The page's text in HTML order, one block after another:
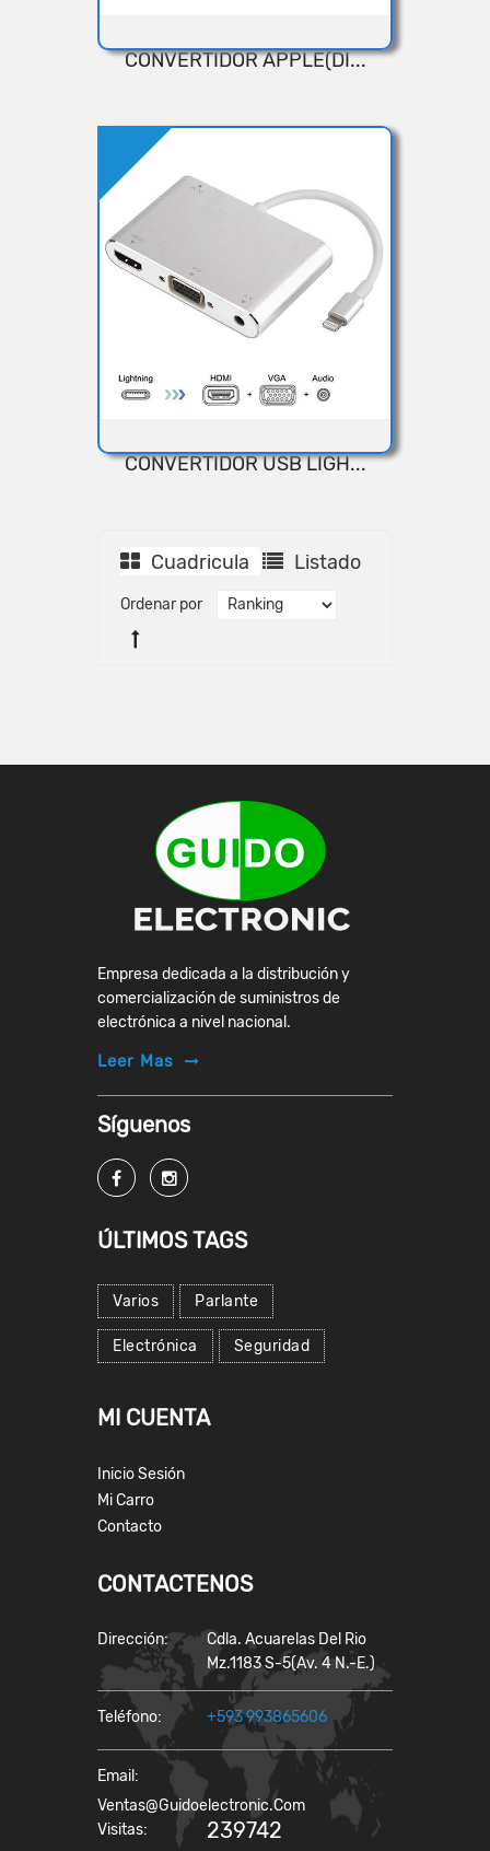
CONVERTIDOR APPLE(DI...
CONVERTIDOR USB LIGH...
Cuadricula Listado
Ordenar por
Empresa dedicada a la distribución y
comercialización de suministros de
electrónica a nivel nacional.
Leer Mas
Síguenos
ÚLTIMOS TAGS
Varios Parlante
Electrónica Seguridad
MI CUENTA
Inicio Sesión
Mi Carro
Contacto
CONTACTENOS
Dirección:
Cdla. Acuarelas Del Rio
Mz.1183 S-5(Av. 4 N.-E.)
Teléfono: +593 993865606
Email:
Ventas@guidoelectronic.com
Visitas:
239742